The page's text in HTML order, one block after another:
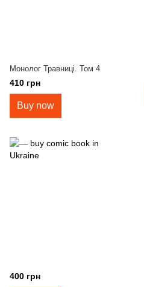
Монолог Травниці. Том 4
410 грн
Buy now
400 грн